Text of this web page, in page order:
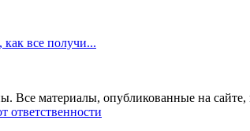
как все получи...
материалы, опубликованные на сайте,
ответственности